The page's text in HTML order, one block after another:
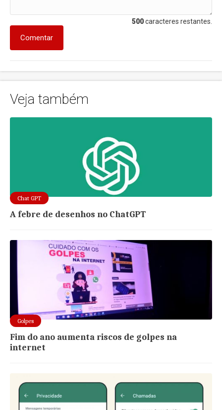
500caracteres restantes.
Comentar
Veja também
Chat GPT
A febre de desenhos no ChatGPT
Golpes
Fim do ano aumenta riscos de golpes na
internet